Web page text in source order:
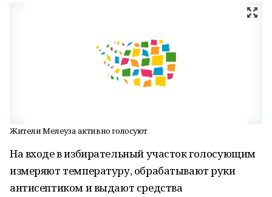
Жители Мелеуза активно голосуют
На входе в избирательный участок голосующим
измеряют температуру, обрабатывают руки
антисептиком и выдают средства